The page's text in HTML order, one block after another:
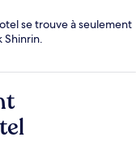
se trouve à seulement
Shinrin.